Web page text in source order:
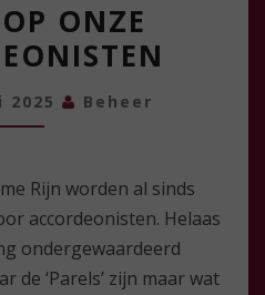
OP
ONZE
ONZE
2025 Beheer
Rijn worden al sinds
accordeonisten. Helaas
ondergewaardeerd
de ‘Parels’ zijn maar wat